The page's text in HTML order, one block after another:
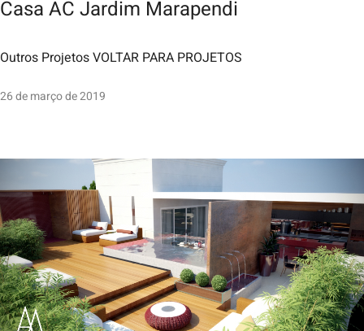
Casa AC Jardim Marapendi
Outros Projetos VOLTAR PARA PROJETOS
26 de março de 2019